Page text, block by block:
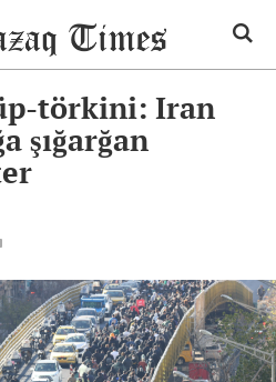
törkini: Iran
şığarğan